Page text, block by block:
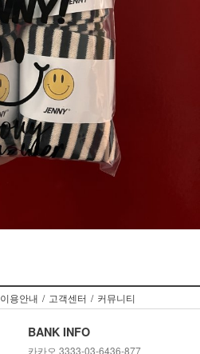
이용안내 / 고객센터 / 커뮤니티
BANK INFO
카카오 3333-03-6436-877